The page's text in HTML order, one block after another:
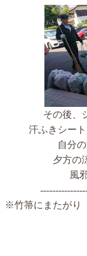
その後、
汗ふきシー
自分
夕方の
風
※竹箒にまたがり